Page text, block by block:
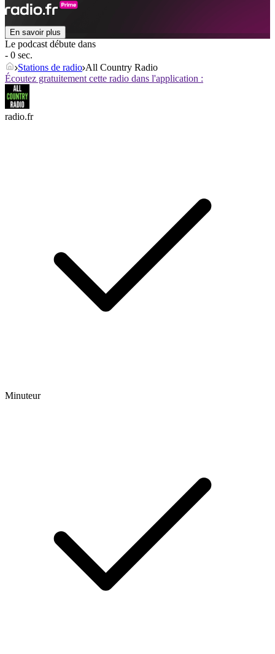
En savoir plus
Le podcast débute dans
- 0 sec.
Stations de radio All Country Radio
Écoutez gratuitement cette radio dans l'application :
radio.fr
Minuteur